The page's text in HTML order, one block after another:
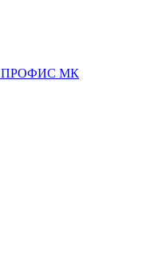
ПРОФИС МК